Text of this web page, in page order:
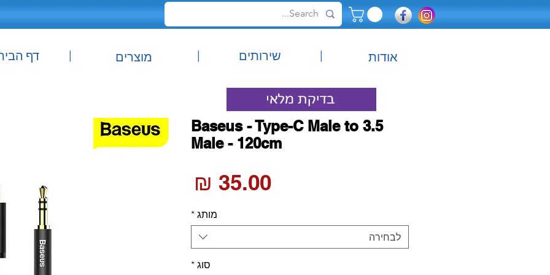
|
|
| אודות שירותים דף מוצרים
Baseus - Type-C Male to 3.5
Male - 120cm
מותג *
לבחירה
סוג *